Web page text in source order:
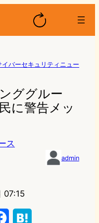
イバーセキュリティニュー
ググルー
に警告メッ
ス
admin
07:15